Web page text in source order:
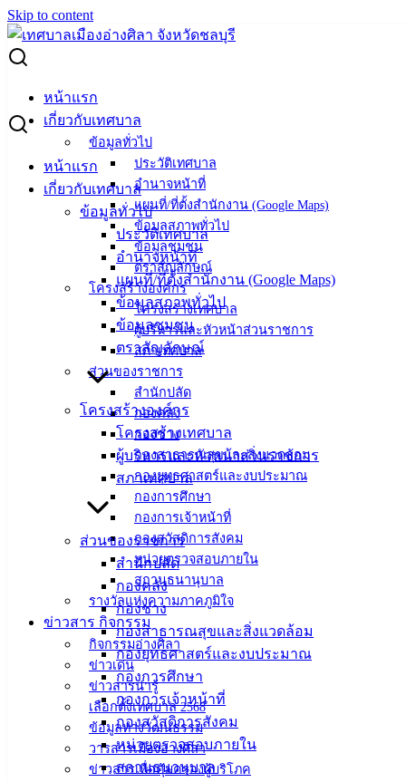
Skip to content
หน้าแรก
เกี่ยวกับเทศบาล
ข้อมูลทั่วไป
ประวัติเทศบาล
อำนาจหน้าที่
แผนที่/ที่ตั้งสำนักงาน (Google Maps)
ข้อมูลสภาพทั่วไป
ข้อมูลชุมชน
ตราสัญลักษณ์
โครงสร้างองค์กร
โครงสร้างเทศบาล
ผู้บริหารและหัวหน้าส่วนราชการ
สภาเทศบาล
ส่วนของราชการ
สำนักปลัด
กองคลัง
กองช่าง
กองสาธารณสุขและสิ่งแวดล้อม
กองยุทธศาสตร์และงบประมาณ
กองการศึกษา
กองการเจ้าหน้าที่
กองสวัสดิการสังคม
หน่วยตรวจสอบภายใน
สถานธนานุบาล
รางวัลแห่งความภาคภูมิใจ
ข่าวสาร กิจกรรม
กิจกรรมอ่างศิลา
ข่าวเด่น
ข่าวสารน่ารู้
เลือกตั้งเทศบาล 2568
ข้อมูลทางวัฒนธรรม
วารสารเมืองอ่างศิลา
ข่าวสารเพื่อคุ้มครองผู้บริโภค
หน้าแรก
เกี่ยวกับเทศบาล
ข้อมูลทั่วไป
ประวัติเทศบาล
อำนาจหน้าที่
แผนที่/ที่ตั้งสำนักงาน (Google Maps)
ข้อมูลสภาพทั่วไป
ข้อมูลชุมชน
ตราสัญลักษณ์
โครงสร้างองค์กร
โครงสร้างเทศบาล
ผู้บริหารและหัวหน้าส่วนราชการ
สภาเทศบาล
ส่วนของราชการ
สำนักปลัด
กองคลัง
กองช่าง
กองสาธารณสุขและสิ่งแวดล้อม
กองยุทธศาสตร์และงบประมาณ
กองการศึกษา
กองการเจ้าหน้าที่
กองสวัสดิการสังคม
หน่วยตรวจสอบภายใน
สถานธนานุบาล
Search for:
ผู้ชนะการเสนอราคา ซื้อชุดทดสอบสารเสพติด
ผู้ชนะการเสนอราคา ซื้อชุดทดสอบสารเสพ
ติด
สิงหาคม 16, 2023สิงหาคม 22, 2023
ประกาศผู้ชนะ
ซื้อชุดทดสอบสารเสพติดดาวน์โหลด
อ่างศิลา 90/338
038-
142-100-104
บริการ
ประชาชน
ดาวน์โหลด